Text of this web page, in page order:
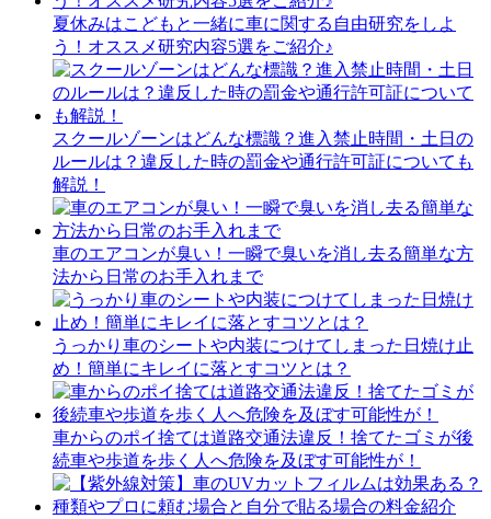
夏休みはこどもと一緒に車に関する自由研究をしよ
う！オススメ研究内容5選をご紹介♪
スクールゾーンはどんな標識？進入禁止時間・土日の
ルールは？違反した時の罰金や通行許可証についても
解説！
車のエアコンが臭い！一瞬で臭いを消し去る簡単な方
法から日常のお手入れまで
うっかり車のシートや内装につけてしまった日焼け止
め！簡単にキレイに落とすコツとは？
車からのポイ捨ては道路交通法違反！捨てたゴミが後
続車や歩道を歩く人へ危険を及ぼす可能性が！